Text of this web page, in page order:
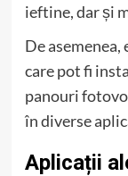
ieftine, dar și
De
care pot fi
panouri
în diverse
Aplicații